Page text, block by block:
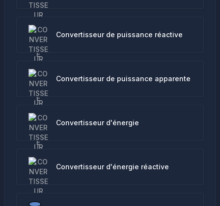
Convertisseur de puissance réactive
Convertisseur de puissance apparente
Convertisseur d'énergie
Convertisseur d'énergie réactive